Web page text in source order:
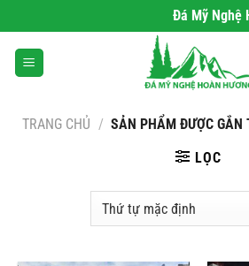
qua
nội
dung
Đá Mỹ Nghệ
TRANG CHỦ / SẢN PHẨM ĐƯỢC GẮN
LỌC